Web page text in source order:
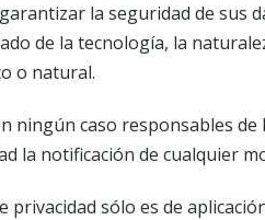
la seguridad de sus
de la tecnología, la
o natural.
ningún caso responsables
la notificación de cualquier
privacidad sólo es de